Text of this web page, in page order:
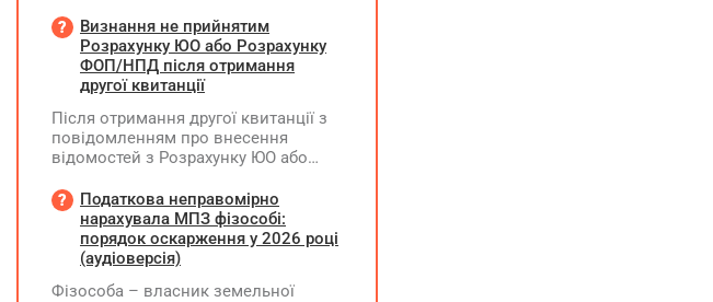
Визнання не прийнятим
Розрахунку ЮО або Розрахунку
ФОП/НПД після отримання
другої квитанції
Після отримання другої квитанції з
повідомленням про внесення
відомостей з Розрахунку ЮО або
застрахованих осіб, на підставі
камеральної перевірки Розрахунок
може бути не прийнятим, якщо його
було подано з порушенням вимог
Податкова неправомірно
нарахувала МПЗ фізособі:
порядок оскарження у 2026 році
(аудіоверсія)
Фізособа – власник земельної